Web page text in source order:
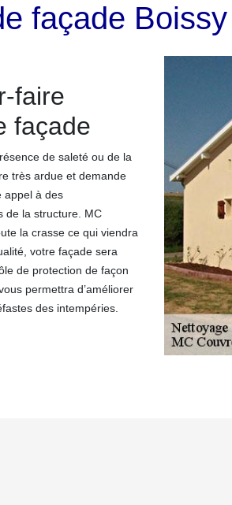
façade
faire
façade
de saleté ou de la
très ardue et demande
appel à des
de la structure. MC
la crasse ce qui viendra
votre façade sera
de protection de façon
permettra d’améliorer
des intempéries.